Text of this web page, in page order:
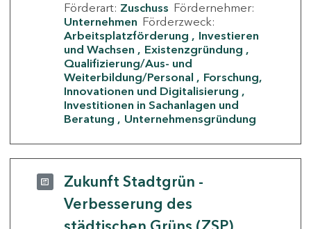
Förderart: Zuschuss Fördernehmer:
Unternehmen Förderzweck:
Arbeitsplatzförderung
Investieren
und Wachsen
Existenzgründung
Qualifizierung/Aus- und
Weiterbildung/Personal
Forschung,
Innovationen und Digitalisierung
Investitionen in Sachanlagen und
Beratung
Unternehmensgründung
Zukunft Stadtgrün -
Verbesserung des